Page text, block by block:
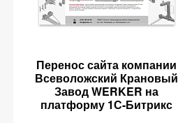
Перенос сайта компании
Всеволожский Крановый
Завод WERKER на
платформу 1С-Битрикс